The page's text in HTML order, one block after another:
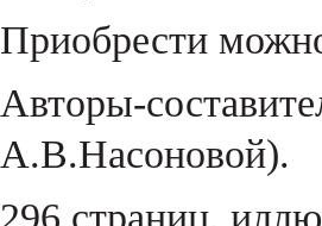
Приобрести
Авторы-
А.В.Насоновой).
296 страниц,